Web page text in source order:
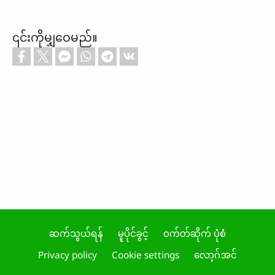
၎င်းကိုမျှဝေမည်။
Footer
ဆက်သွယ်ရန် မူပိုင်ခွင့်
ဝက်တ်ဆိုက် ပုံစံ
Privacy policy
Cookie settings လော့ဂ်အင်